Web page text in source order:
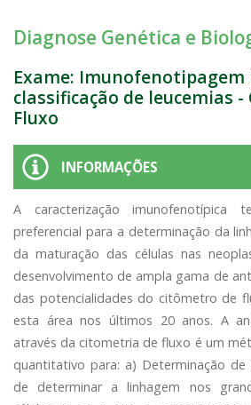
Diagnose Genética e
Exame: Imunofenotipagem
classificação de leucemias
Fluxo
INFORMAÇÕES
A caracterização
preferencial para a determinação da
da maturação das células nas
desenvolvimento de ampla gama de
das potencialidades do citômetro de
esta área nos últimos 20 anos. A
através da citometria de fluxo é um
quantitativo para: a) Determinação de
de determinar a linhagem nos